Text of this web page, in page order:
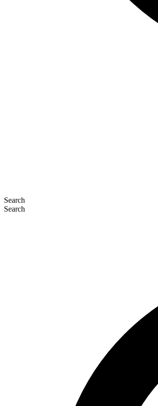
Search
Search